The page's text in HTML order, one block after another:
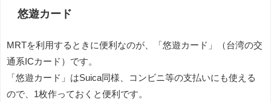
悠遊カード
MRTを利用するときに便利なのが、「悠遊カード」（台湾の交
通系ICカード）です。
「悠遊カード」はSuica同様、コンビニ等の支払いにも使える
ので、1枚作っておくと便利です。